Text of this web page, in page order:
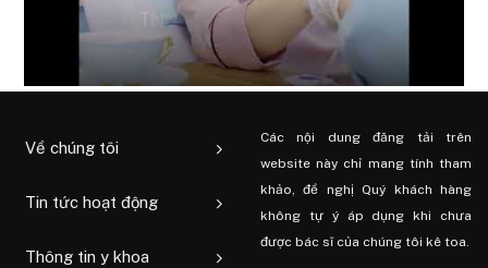
Về chúng tôi
Tin tức hoạt động
Thông tin y khoa
Các nội dung đăng tải trên
website này chỉ mang tính tham
khảo, đề nghị Quý khách hàng
không tự ý áp dụng khi chưa
được bác sĩ của chúng tôi kê toa.